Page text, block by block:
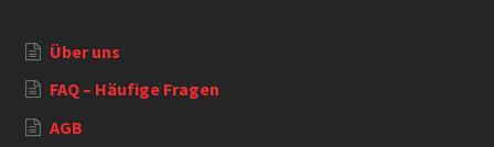
Über uns
FAQ – Häufige Fragen
AGB